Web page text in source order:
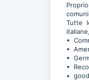
Tutte
•
•
•
•
•